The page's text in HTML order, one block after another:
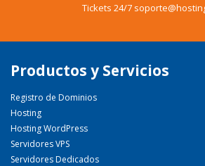
Tickets 24/7
Productos y Servicios
Registro de Dominios
Hosting
Hosting WordPress
Servidores VPS
Servidores Dedicados